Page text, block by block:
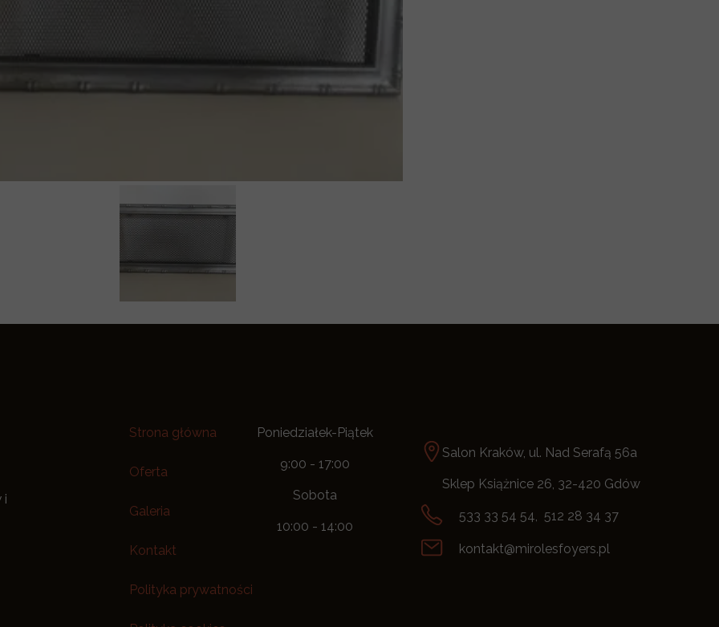
i
Strona główna
Oferta
Galeria
Kontakt
Polityka prywatności
Poniedziałek-Piątek
9:00 - 17:00
Sobota
10:00 - 14:00
Salon Kraków, ul. Nad Serafą 56a
Sklep Książnice 26, 32-420 Gdów
kontakt@mirolesfoyers.pl
533 33 54 54, 512 28 34 37